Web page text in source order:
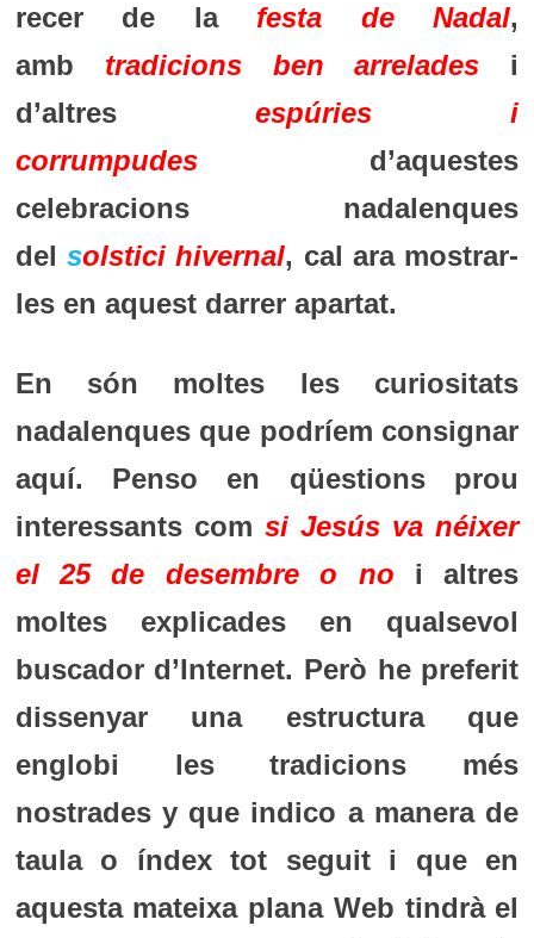
recer de la festa de Nadal,
amb tradicions ben arrelades i
d’altres espúries i
corrumpudesd’aquestes
celebracions nadalenques
delsolstici hivernal, cal ara mostrar-
les en aquest darrer apartat.
En són moltes les curiositats
nadalenques que podríem consignar
aquí. Penso en qüestions prou
interessants com si Jesús va néixer
el 25 de desembre o no i altres
moltes explicades en qualsevol
buscador d’Internet. Però he preferit
dissenyar una estructura que
englobi les tradicions més
nostrades y que indico a manera de
taula o índex tot seguit i que en
aquesta mateixa plana Web tindrà el